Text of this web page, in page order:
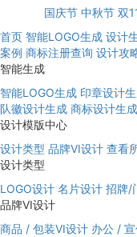
国庆节 中秋节 双
首页 智能LOGO生成 设计
案例 商标注册查询 设计攻
智能生成
智能LOGO生成 印章设计
队徽设计生成 商标设计生成
设计模版中心
设计类型 品牌VI设计 查看
设计类型
LOGO设计 名片设计 招牌/
品牌VI设计
商品 / 包装VI设计 办公 /